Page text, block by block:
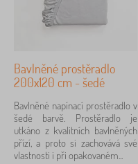
Bavlněné prostěradlo
200x120 cm - šedé
Bavlněné napínací prostěradlo v
šedé barvě. Prostěradlo je
utkáno z kvalitních bavlněných
přízí, a proto si zachovává své
vlastnosti i při opakovaném...